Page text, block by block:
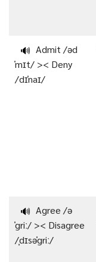
🔊 Admit /əd
ˈmɪt/ >< Deny
/dɪˈnaɪ/
🔊 Agree /ə
ˈgriː/ >< Disagree
/ˌdɪsəˈgriː/